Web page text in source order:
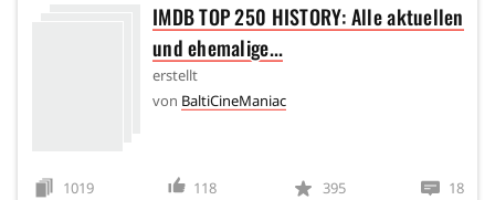
IMDB TOP 250 HISTORY: Alle aktuellen
und ehemalige...
erstellt
von BaltiCineManiac
1019 118 395 18